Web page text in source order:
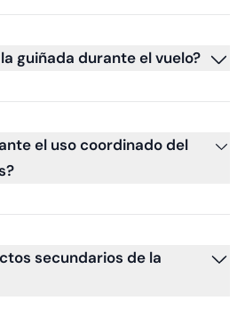
guiñada durante el vuelo?
el uso coordinado del
secundarios de la